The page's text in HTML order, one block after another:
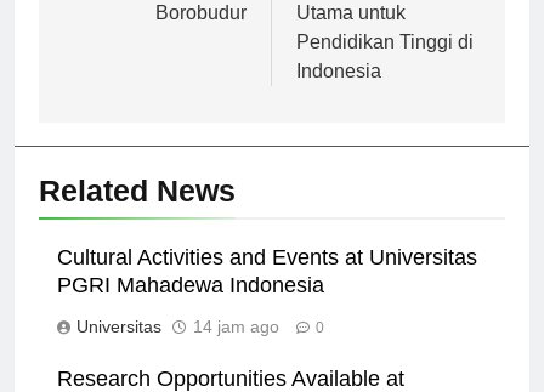
Borobudur
Utama untuk
Pendidikan Tinggi di
Indonesia
Related News
Cultural Activities and Events at Universitas
PGRI Mahadewa Indonesia
Universitas 14 jam ago 0
Research Opportunities Available at